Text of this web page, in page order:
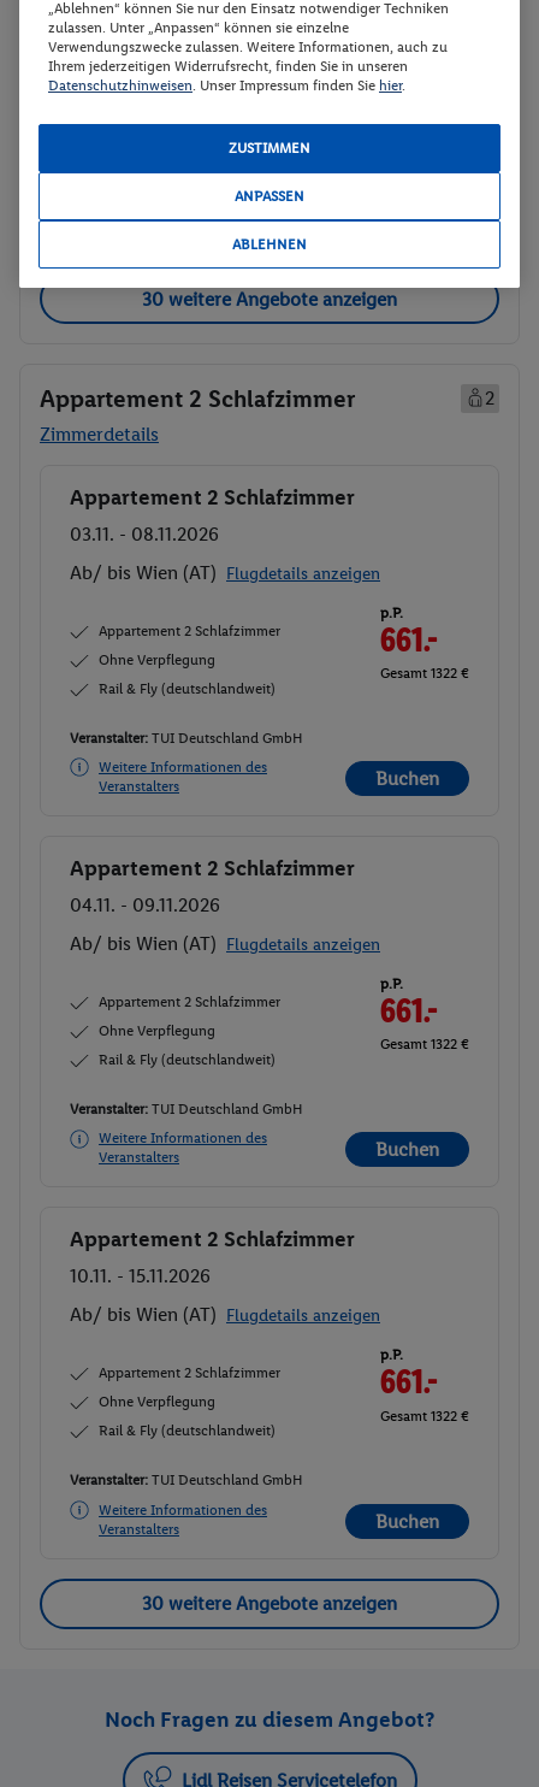
Abflugzeiten werden nachgereicht
Studio
Ohne Verpflegung
Rail & Fly (deutschlandweit)
p.P.
585.-
Veranstalter:TUI Deutschland GmbH
Weitere Informationen des
Veranstalters
verfügbar
30 weitere Angebote anzeigen
Appartement 2 Schlafzimmer
2
Zimmerdetails
Buchen
Appartement 2 Schlafzimmer
03.11. - 08.11.2026
Ab/ bis Wien (AT) Flugdetails anzeigen
Appartement 2 Schlafzimmer
Ohne Verpflegung
Rail & Fly (deutschlandweit)
p.P.
661.-
Gesamt 1322 €
Veranstalter: TUI Deutschland GmbH
Weitere Informationen des
Veranstalters
Buchen
Buchen
Appartement 2 Schlafzimmer
04.11. - 09.11.2026
Ab/ bis Wien (AT) Flugdetails anzeigen
Appartement 2 Schlafzimmer
Ohne Verpflegung
Rail & Fly (deutschlandweit)
p.P.
661.-
Gesamt 1322 €
Veranstalter: TUI Deutschland GmbH
Weitere Informationen des
Veranstalters
Buchen
Buchen
Appartement 2 Schlafzimmer
10.11. - 15.11.2026
Ab/ bis Wien (AT) Flugdetails anzeigen
Appartement 2 Schlafzimmer
Ohne Verpflegung
Rail & Fly (deutschlandweit)
p.P.
661.-
Gesamt 1322 €
Veranstalter: TUI Deutschland GmbH
Weitere Informationen des
Veranstalters
Buchen
30 weitere Angebote anzeigen
Noch Fragen zu diesem Angebot?
Lidl Reisen Servicetelefon
„Ablehnen“ können Sie nur den Einsatz notwendiger Techniken
zulassen. Unter „Anpassen“ können sie einzelne
Verwendungszwecke zulassen. Weitere Informationen, auch zu
Ihrem jederzeitigen Widerrufsrecht, finden Sie in unseren
Datenschutzhinweisen . Unser Impressum finden Sie hier.
ZUSTIMMEN
ANPASSEN
ABLEHNEN